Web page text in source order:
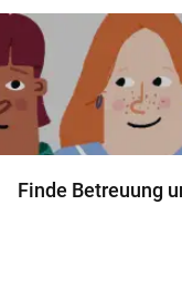
Finde Betreuung